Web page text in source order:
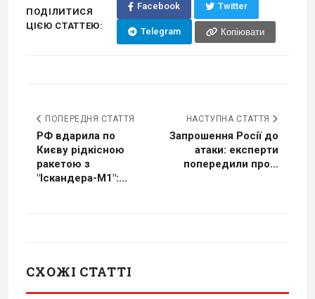
ПОДІЛИТИСЯ
ЦІЄЮ СТАТТЕЮ:
Facebook Twitter
Telegram Копіювати
ПОПЕРЕДНЯ СТАТТЯ
РФ вдарила по
Києву рідкісною
ракетою з
"Іскандера-М1":...
НАСТУПНА СТАТТЯ
Запрошення Росії до
атаки: експерти
попередили про...
СХОЖІ СТАТТІ